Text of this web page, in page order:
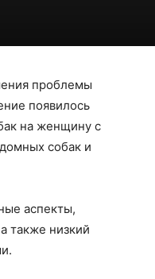
проблемы
появилось
на женщину с
собак и
аспекты,
также низкий